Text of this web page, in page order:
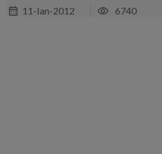
11-Ian-2012 6740